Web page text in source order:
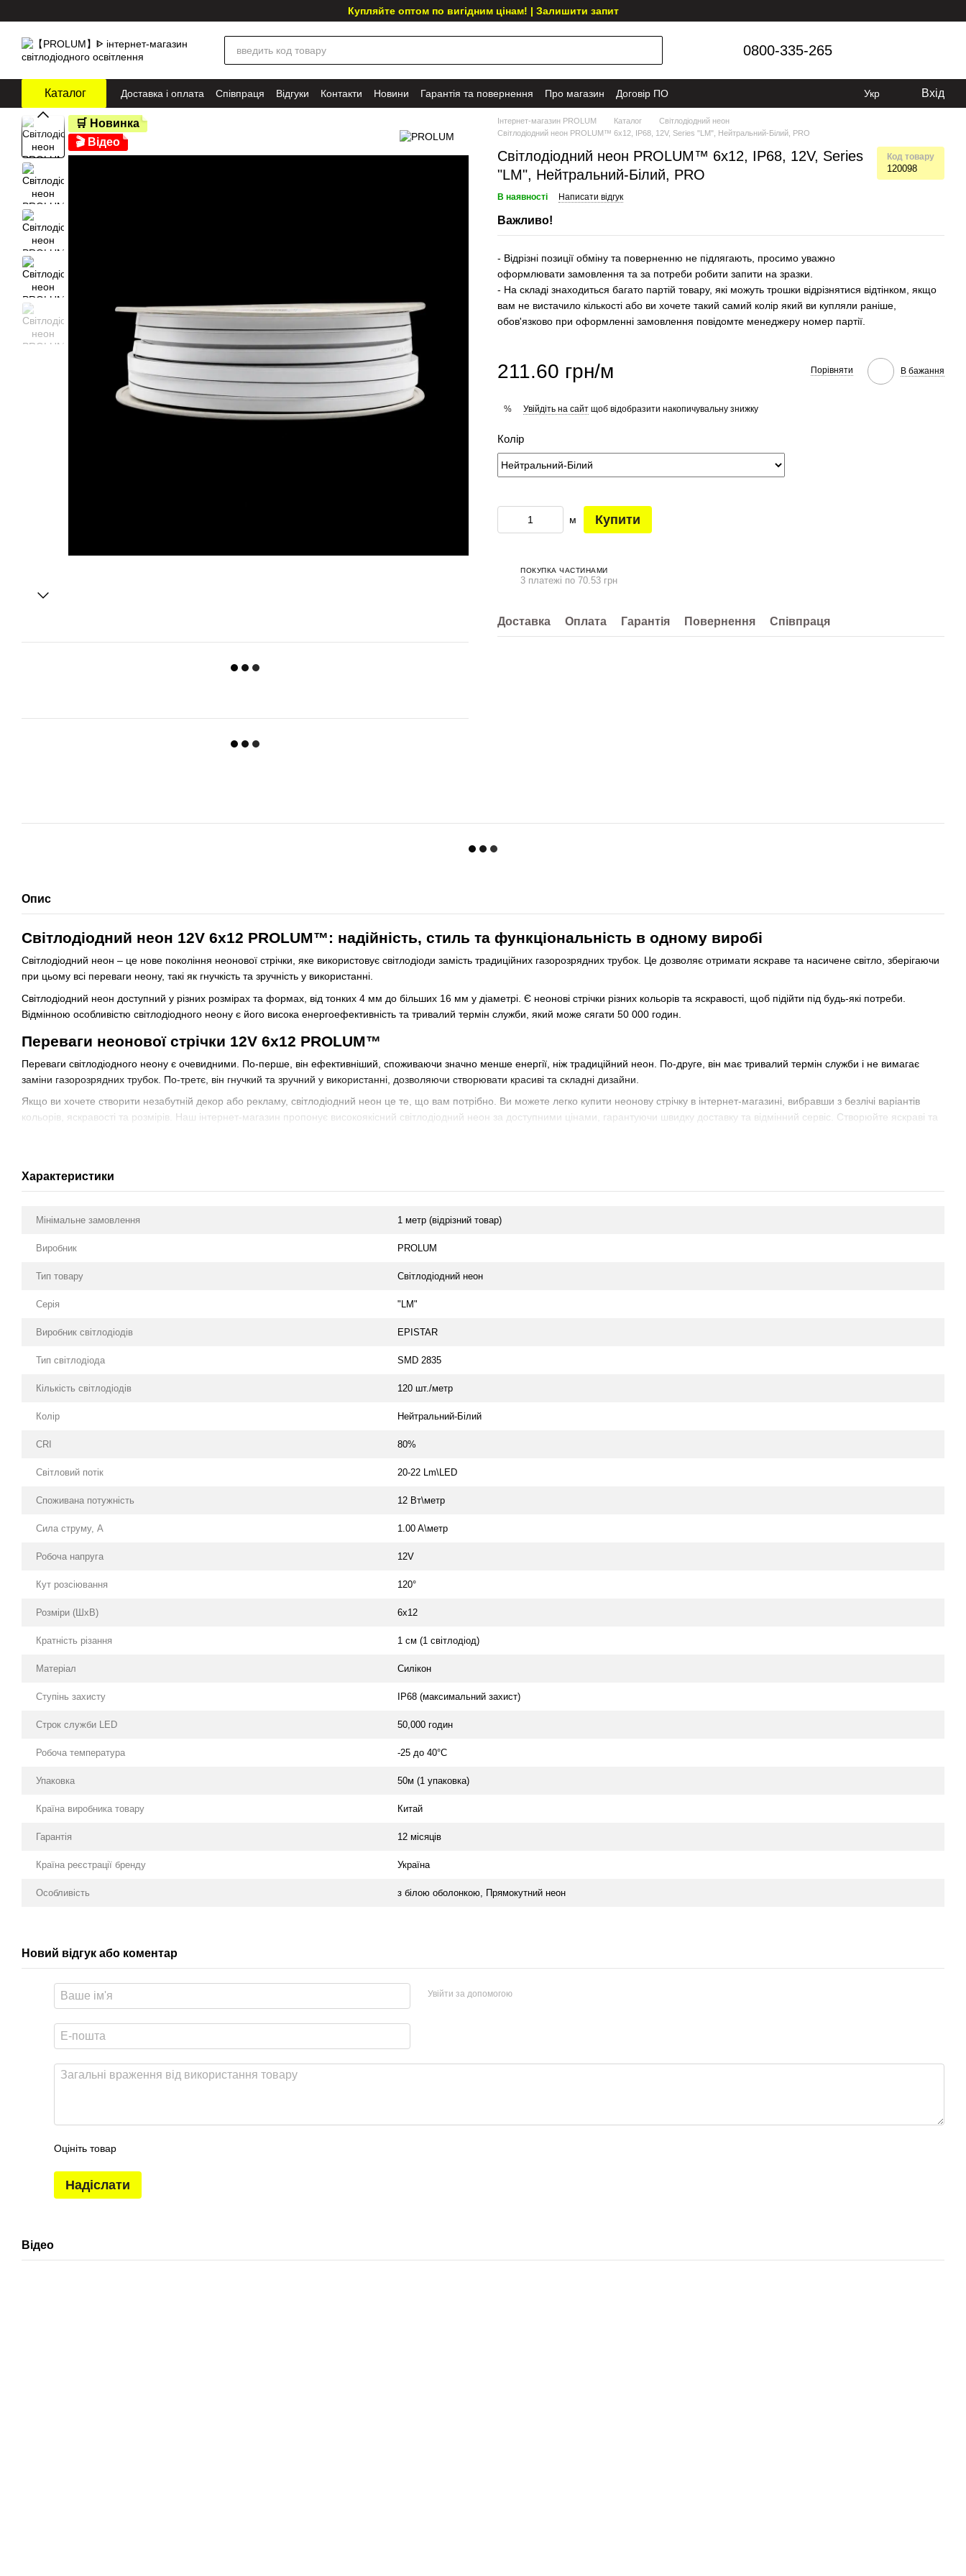
Купляйте оптом по вигідним цінам! | Залишити запит
0800-335-265
Каталог Доставка і оплата Співпраця Відгуки Контакти Новини Гарантія та повернення Про магазин Договір ПО Укр Вхід
🛒 Новинка
🎬 Відео
Інтернет-магазин PROLUM Каталог
Світлодіодний неон
Світлодіодний неон PROLUM™ 6x12, IP68, 12V, Series "LM", Нейтральний-Білий, PRO
Світлодіодний неон PROLUM™ 6x12, IP68, 12V, Series
"LM", Нейтральний-Білий, PRO
Код товару
120098
В наявності Написати відгук
Важливо!
- Відрізні позиції обміну та поверненню не підлягають, просимо уважно
оформлювати замовлення та за потреби робити запити на зразки.
- На складі знаходиться багато партій товару, які можуть трошки відрізнятися відтінком, якщо
вам не вистачило кількості або ви хочете такий самий колір який ви купляли раніше,
обов'язково при оформленні замовлення повідомте менеджеру номер партії.
211.60 грн/м Порівняти В бажання
% Увійдіть на сайт щоб відобразити накопичувальну знижку
Колір
м Купити
ПОКУПКА ЧАСТИНАМИ
3 платежі по 70.53 грн
Доставка Оплата Гарантія Повернення Співпраця
Опис
Світлодіодний неон 12V 6x12 PROLUM™: надійність, стиль та функціональність в одному виробі
Світлодіодний неон – це нове покоління неонової стрічки, яке використовує світлодіоди замість традиційних газорозрядних трубок. Це дозволяє отримати яскраве та насичене світло, зберігаючи
при цьому всі переваги неону, такі як гнучкість та зручність у використанні.
Світлодіодний неон доступний у різних розмірах та формах, від тонких 4 мм до більших 16 мм у діаметрі. Є неонові стрічки різних кольорів та яскравості, щоб підійти під будь-які потреби.
Відмінною особливістю світлодіодного неону є його висока енергоефективність та тривалий термін служби, який може сягати 50 000 годин.
Переваги неонової стрічки 12V 6x12 PROLUM™
Переваги світлодіодного неону є очевидними. По-перше, він ефективніший, споживаючи значно менше енергії, ніж традиційний неон. По-друге, він має тривалий термін служби і не вимагає
заміни газорозрядних трубок. По-третє, він гнучкий та зручний у використанні, дозволяючи створювати красиві та складні дизайни.
Якщо ви хочете створити незабутній декор або рекламу, світлодіодний неон це те, що вам потрібно. Ви можете легко купити неонову стрічку в інтернет-магазині, вибравши з безлічі варіантів
кольорів, яскравості та розмірів. Наш інтернет-магазин пропонує високоякісний світлодіодний неон за доступними цінами, гарантуючи швидку доставку та відмінний сервіс. Створюйте яскраві та
Характеристики
Мінімальне замовлення 1 метр (відрізний товар)
Виробник PROLUM
Тип товару Світлодіодний неон
Серія "LM"
Виробник світлодіодів EPISTAR
Тип світлодіода SMD 2835
Кількість світлодіодів 120 шт./метр
Колір Нейтральний-Білий
CRI 80%
Світловий потік 20-22 Lm\LED
Споживана потужність 12 Вт\метр
Сила струму, А 1.00 A\метр
Робоча напруга 12V
Кут розсіювання 120°
Розміри (ШхВ) 6х12
Кратність різання 1 см (1 світлодіод)
Матеріал Силікон
Ступінь захисту IP68 (максимальний захист)
Строк служби LED 50,000 годин
Робоча температура -25 до 40°С
Упаковка 50м (1 упаковка)
Країна виробника товару Китай
Гарантія 12 місяців
Країна реєстрації бренду Україна
Особливість з білою оболонкою, Прямокутний неон
Новий відгук або коментар
Увійти за допомогою
Оцініть товар
Надіслати
Відео